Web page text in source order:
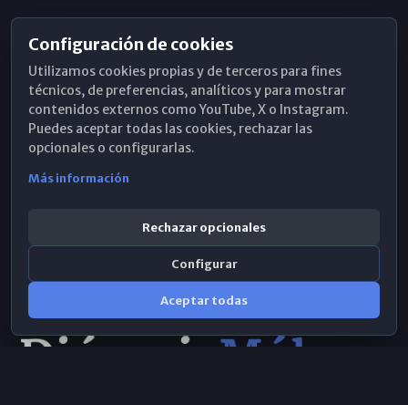
Horarios de Misa
Hemeroteca
WhatsApp
Configuración de cookies
Utilizamos cookies propias y de terceros para fines
técnicos, de preferencias, analíticos y para mostrar
contenidos externos como YouTube, X o Instagram.
Puedes aceptar todas las cookies, rechazar las
opcionales o configurarlas.
Más información
Rechazar opcionales
Configurar
Aceptar todas